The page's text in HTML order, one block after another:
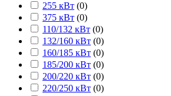
255 кВт (0)
375 кВт (0)
110/132 кВт (0)
132/160 кВт (0)
160/185 кВт (0)
185/200 кВт (0)
200/220 кВт (0)
220/250 кВт (0)